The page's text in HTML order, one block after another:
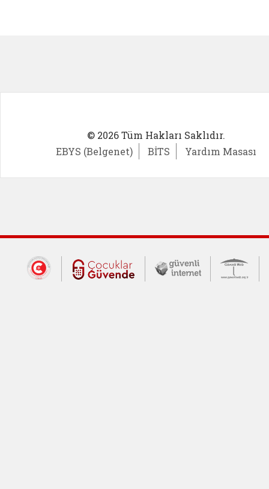
© 2026 Tüm Hakları Saklıdır.
EBYS (Belgenet)
BİTS Yardım Masası
Dış Bağlantılar
Cumhurbaşkanlığı İletişim Merkezi
Çocuklar Güvende (yeni
Güvenli